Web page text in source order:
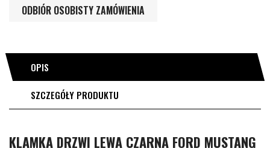
ODBIÓR OSOBISTY ZAMÓWIENIA
OPIS
SZCZEGÓŁY PRODUKTU
KLAMKA DRZWI LEWA CZARNA FORD MUSTANG